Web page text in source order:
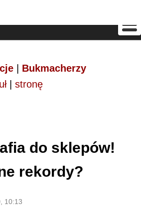
Bukmacherzy
| stronę
do sklepów!
rekordy?
10:13